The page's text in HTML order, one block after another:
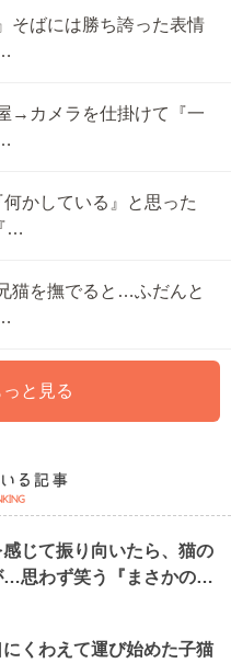
そばには勝ち誇った表情
→カメラを仕掛けて『一
かしている』と思った
…
猫を撫でると…ふだんと
と見る
じて振り向いたら、猫の
…思わず笑う『まさかの…
くわえて運び始めた子猫